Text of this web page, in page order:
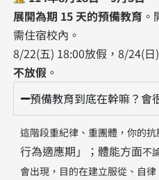
展開為期 15 天的預備教育
需住宿校內。
8/22(五) 18:00放假，8/24(日
不放假 。
預備教育到底在幹嘛？會
這階段重紀律、重團體，你的
行為適應期 」；體能方面不
會出現，目的在建立服從、自律